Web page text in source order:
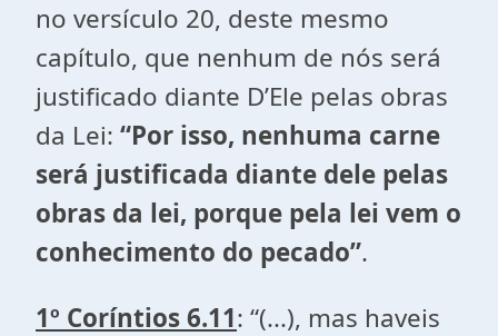
no versículo 20, deste mesmo
capítulo, que nenhum de nós será
justificado diante D’Ele pelas obras
da Lei: “Por isso, nenhuma carne
será justificada diante dele pelas
obras da lei, porque pela lei vem o
conhecimento do pecado”.
1º Coríntios 6.11: “(...), mas haveis